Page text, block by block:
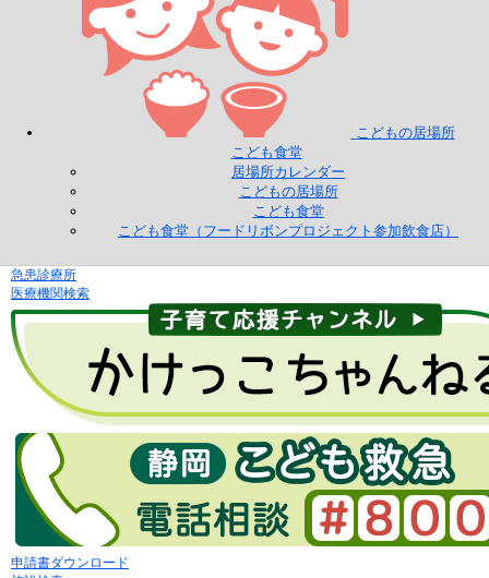
こどもの居場所
こども食堂
居場所カレンダー
こどもの居場所
こども食堂
こども食堂（フードリボンプロジェクト参加飲食店）
急患診療所
医療機関検索
申請書ダウンロード